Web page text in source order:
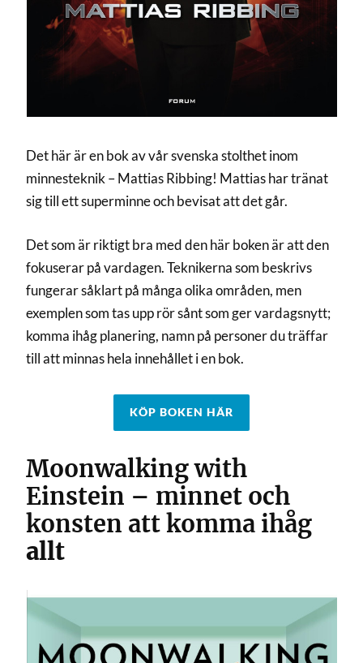
Det här är en bok av vår svenska stolthet inom
minnesteknik – Mattias Ribbing! Mattias har tränat
sig till ett superminne och bevisat att det går.
Det som är riktigt bra med den här boken är att den
fokuserar på vardagen. Teknikerna som beskrivs
fungerar såklart på många olika områden, men
exemplen som tas upp rör sånt som ger vardagsnytt;
komma ihåg planering, namn på personer du träffar
till att minnas hela innehållet i en bok.
KÖP BOKEN HÄR
Moonwalking with
Einstein – minnet och
konsten att komma ihåg
allt